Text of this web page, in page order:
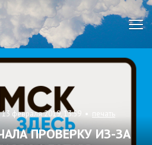
февраля 2019, 13:59 • печать
ПРОВЕРКУ ИЗ-ЗА